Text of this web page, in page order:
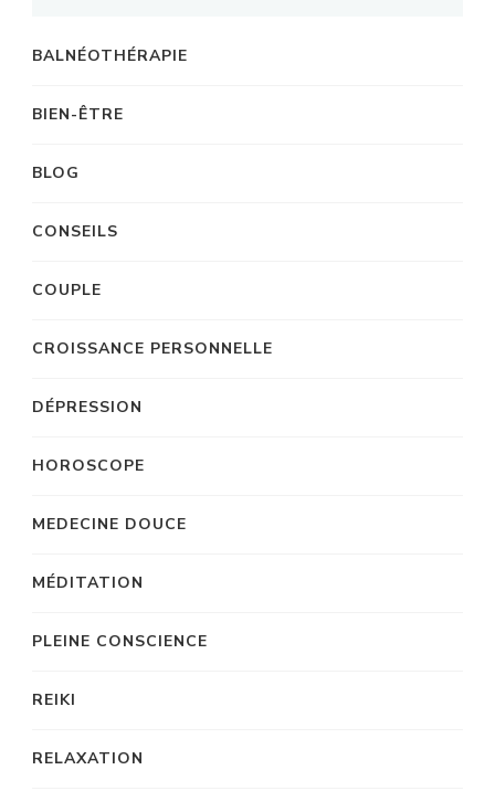
BALNÉOTHÉRAPIE
BIEN-ÊTRE
BLOG
CONSEILS
COUPLE
CROISSANCE PERSONNELLE
DÉPRESSION
HOROSCOPE
MEDECINE DOUCE
MÉDITATION
PLEINE CONSCIENCE
REIKI
RELAXATION